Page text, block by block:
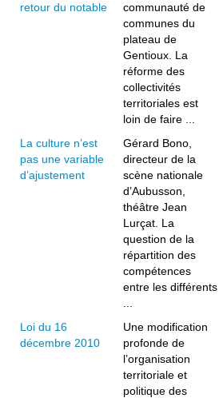
retour du notable
communauté de
communes du
plateau de
Gentioux. La
réforme des
collectivités
territoriales est
loin de faire ...
La culture n’est
pas une variable
d’ajustement
Gérard Bono,
directeur de la
scène nationale
d’Aubusson,
théâtre Jean
Lurçat. La
question de la
répartition des
compétences
entre les différents
Loi du 16
décembre 2010
Une modification
profonde de
l’organisation
territoriale et
politique des